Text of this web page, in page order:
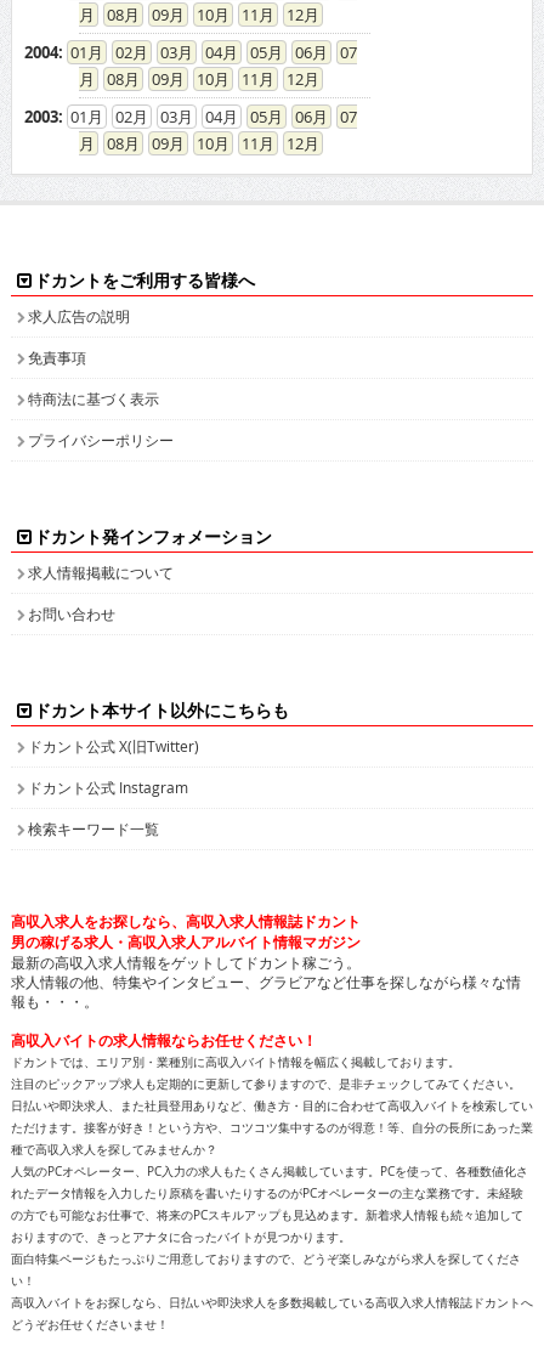
08
09 10 11
12
2004: 01 02 03 04 05 06
07
08
09 10 11
12
2003: 01 02 03 04 05 06
07
08
09 10 11 12
ドカントをご利用する皆様へ
求人広告の説明
免責事項
特商法に基づく表示
プライバシーポリシー
ドカント発インフォメーション
求人情報掲載について
お問い合わせ
ドカント本サイト以外にこちらも
ドカント公式 X(旧Twitter)
ドカント公式 Instagram
検索キーワード一覧
高収入求人をお探しなら、高収入求人情報誌ドカント
男の稼げる求人・高収入求人アルバイト情報マガジン
最新の高収入求人情報をゲットしてドカント稼ごう。
求人情報の他、特集やインタビュー、グラビアなど仕事を探しながら様々な情
報も・・・。
高収入バイトの求人情報ならお任せください！
ドカントでは、エリア別・業種別に高収入バイト情報を幅広く掲載しております。
注目のピックアップ求人も定期的に更新して参りますので、是非チェックしてみてください。
日払いや即決求人、また社員登用ありなど、働き方・目的に合わせて高収入バイトを検索してい
ただけます。接客が好き！という方や、コツコツ集中するのが得意！等、自分の長所にあった業
種で高収入求人を探してみませんか？
人気のPCオペレーター、PC入力の求人もたくさん掲載しています。PCを使って、各種数値化さ
れたデータ情報を入力したり原稿を書いたりするのがPCオペレーターの主な業務です。未経験
の方でも可能なお仕事で、将来のPCスキルアップも見込めます。新着求人情報も続々追加して
おりますので、きっとアナタに合ったバイトが見つかります。
面白特集ページもたっぷりご用意しておりますので、どうぞ楽しみながら求人を探してくださ
い！
高収入バイトをお探しなら、日払いや即決求人を多数掲載している高収入求人情報誌ドカントへ
どうぞお任せくださいませ！